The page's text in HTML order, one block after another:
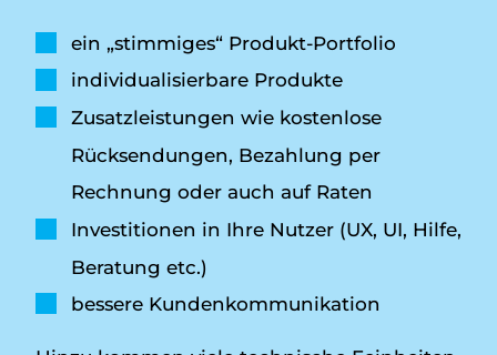
ein „stimmiges“ Produkt-Portfolio
individualisierbare Produkte
Zusatzleistungen wie kostenlose
Rücksendungen, Bezahlung per
Rechnung oder auch auf Raten
Investitionen in Ihre Nutzer (UX, UI, Hilfe,
Beratung etc.)
bessere Kundenkommunikation